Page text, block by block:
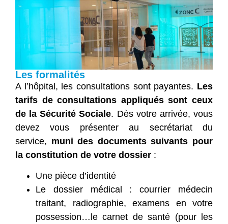
Les formalités
A l’hôpital, les consultations sont payantes. Les
tarifs de consultations appliqués sont ceux
de la Sécurité Sociale. Dès votre arrivée, vous
devez vous présenter au secrétariat du
service, muni des documents suivants pour
la constitution de votre dossier :
Une pièce d’identité
Le dossier médical : courrier médecin
traitant, radiographie, examens en votre
possession…le carnet de santé (pour les